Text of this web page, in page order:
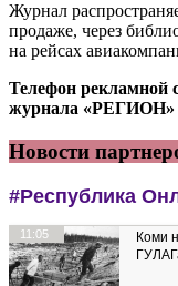
Журнал
продаже, через
на рейсах
Телефон рекламной
журнала «РЕГИОН»
Новости